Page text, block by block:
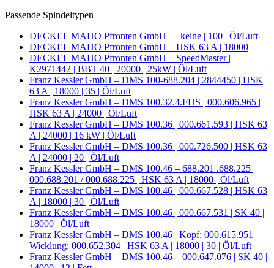
Passende Spindeltypen
DECKEL MAHO Pfronten GmbH – | keine | 100 | Öl/Luft
DECKEL MAHO Pfronten GmbH – HSK 63 A | 18000
DECKEL MAHO Pfronten GmbH – SpeedMaster |
K2971442 | BBT 40 | 20000 | 25kW | Öl/Luft
Franz Kessler GmbH – DMS 100-688.204 | 2844450 | HSK
63 A | 18000 | 35 | Öl/Luft
Franz Kessler GmbH – DMS 100.32.4.FHS | 000.606.965 |
HSK 63 A | 24000 | Öl/Luft
Franz Kessler GmbH – DMS 100.36 | 000.661.593 | HSK 63
A | 24000 | 16 kW | Öl/Luft
Franz Kessler GmbH – DMS 100.36 | 000.726.500 | HSK 63
A | 24000 | 20 | Öl/Luft
Franz Kessler GmbH – DMS 100.46 – 688.201 .688.225 |
000.688.201 / 000.688.225 | HSK 63 A | 18000 | Öl/Luft
Franz Kessler GmbH – DMS 100.46 | 000.667.528 | HSK 63
A | 18000 | 30 | Öl/Luft
Franz Kessler GmbH – DMS 100.46 | 000.667.531 | SK 40 |
18000 | Öl/Luft
Franz Kessler GmbH – DMS 100.46 | Kopf: 000.615.951
Wicklung: 000.652.304 | HSK 63 A | 18000 | 30 | Öl/Luft
Franz Kessler GmbH – DMS 100.46- | 000.647.076 | SK 40 |